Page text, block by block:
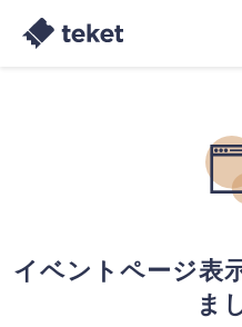
イベントページ表
ま